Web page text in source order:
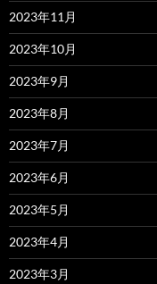
2023年11月
2023年10月
2023年9月
2023年8月
2023年7月
2023年6月
2023年5月
2023年4月
2023年3月